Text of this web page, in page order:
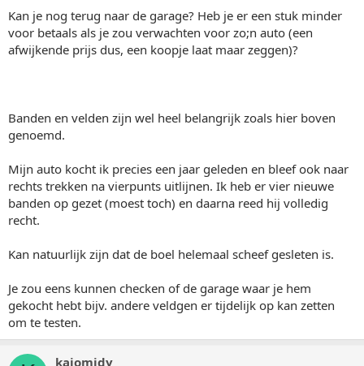
Kan je nog terug naar de garage? Heb je er een stuk minder
voor betaals als je zou verwachten voor zo;n auto (een
afwijkende prijs dus, een koopje laat maar zeggen)?
Banden en velden zijn wel heel belangrijk zoals hier boven
genoemd.
Mijn auto kocht ik precies een jaar geleden en bleef ook naar
rechts trekken na vierpunts uitlijnen. Ik heb er vier nieuwe
banden op gezet (moest toch) en daarna reed hij volledig
recht.
Kan natuurlijk zijn dat de boel helemaal scheef gesleten is.
Je zou eens kunnen checken of de garage waar je hem
gekocht hebt bijv. andere veldgen er tijdelijk op kan zetten
om te testen.
kajomidy